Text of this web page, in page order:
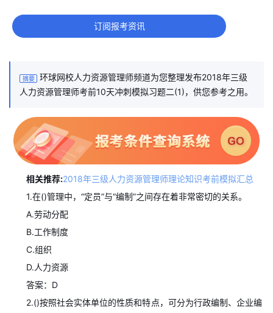
订阅报考资讯
摘要
环球网校人力资源管理师频道为您整理发布2018年三级
人力资源管理师考前10天冲刺模拟习题二(1)，供您参考之用。
相关推荐:2018年三级人力资源管理师理论知识考前模拟汇总
1.在()管理中，“定员”与“编制”之间存在着非常密切的关系。
A.劳动分配
B.工作制度
C.组织
D.人力资源
答案：D
2.()按照社会实体单位的性质和特点，可分为行政编制、企业编